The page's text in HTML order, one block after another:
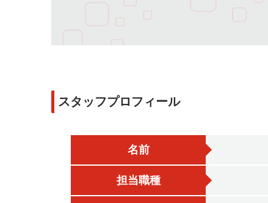
スタッフプロフィール
名前
担当職種